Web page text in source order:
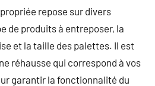
repose sur divers
de produits à entreposer, la
et la taille des palettes. Il est
réhausse qui correspond à vos
garantir la fonctionnalité du